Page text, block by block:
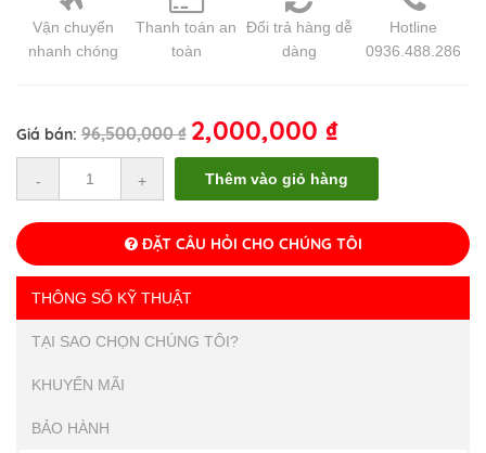
Vận chuyển
nhanh chóng
Thanh toán an
toàn
Đổi trả hàng dễ
dàng
Hotline
0936.488.286
Giá bán: 96,500,000₫ 2,000,000 ₫
- + Thêm vào giỏ hàng
ĐẶT CÂU HỎI CHO CHÚNG TÔI
THÔNG SỐ KỸ THUẬT
TẠI SAO CHỌN CHÚNG TÔI?
KHUYẾN MÃI
BẢO HÀNH